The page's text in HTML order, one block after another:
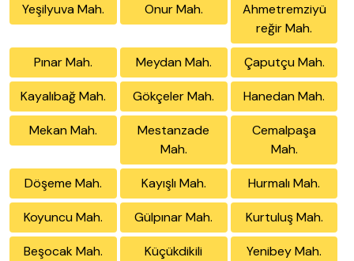
Yeşilyuva Mah. Onur Mah.
Ahmetremziyü
reğir Mah.
Pınar Mah. Meydan Mah. Çaputçu Mah.
Kayalıbağ Mah. Gökçeler Mah. Hanedan Mah.
Mekan Mah.
Mestanzade
Mah.
Cemalpaşa
Mah.
Döşeme Mah. Kayışlı Mah. Hurmalı Mah.
Koyuncu Mah. Gülpınar Mah. Kurtuluş Mah.
Beşocak Mah.
Küçükdikili
Yenibey Mah.